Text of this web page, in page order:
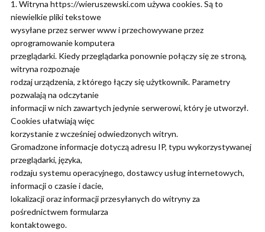
1. Witryna https://wieruszewski.com używa cookies. Są to
niewielkie pliki tekstowe
wysyłane przez serwer www i przechowywane przez
oprogramowanie komputera
przeglądarki. Kiedy przeglądarka ponownie połączy się ze stroną,
witryna rozpoznaje
rodzaj urządzenia, z którego łączy się użytkownik. Parametry
pozwalają na odczytanie
informacji w nich zawartych jedynie serwerowi, który je utworzył.
Cookies ułatwiają więc
korzystanie z wcześniej odwiedzonych witryn.
Gromadzone informacje dotyczą adresu IP, typu wykorzystywanej
przeglądarki, języka,
rodzaju systemu operacyjnego, dostawcy usług internetowych,
informacji o czasie i dacie,
lokalizacji oraz informacji przesyłanych do witryny za
pośrednictwem formularza
kontaktowego.